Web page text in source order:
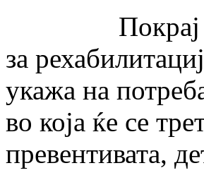
Покрај тоа,
за
укажа на
во која ќе се
превентивата,